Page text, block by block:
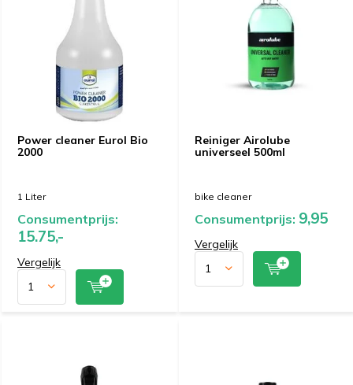
Power cleaner Eurol Bio
2000
1 Liter
Consumentprijs:
15.75,-
Vergelijk
Reiniger Airolube
universeel 500ml
bike cleaner
Consumentprijs: 9,95
Vergelijk